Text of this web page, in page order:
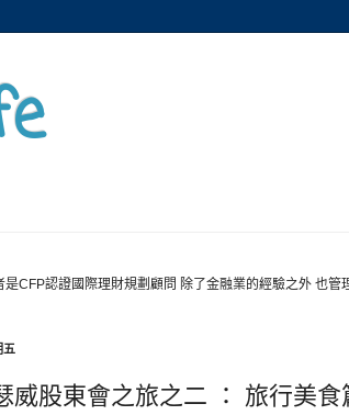
CFP認證國際理財規劃顧問 除了金融業的經驗之外 也管
五
威股東會之旅之二 ： 旅行美食